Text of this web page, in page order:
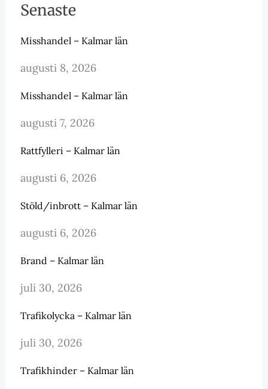
Senaste
Misshandel – Kalmar län
augusti 8, 2026
Misshandel – Kalmar län
augusti 7, 2026
Rattfylleri – Kalmar län
augusti 6, 2026
Stöld/inbrott – Kalmar län
augusti 6, 2026
Brand – Kalmar län
juli 30, 2026
Trafikolycka – Kalmar län
juli 30, 2026
Trafikhinder – Kalmar län